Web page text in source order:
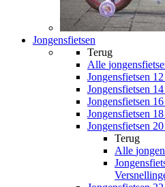
Jongensfietsen
Terug
Alle
Jongensfietsen
Jongensfietsen
Jongensfietsen
Jongensfietsen
Jongensfietsen
Terug
Alle